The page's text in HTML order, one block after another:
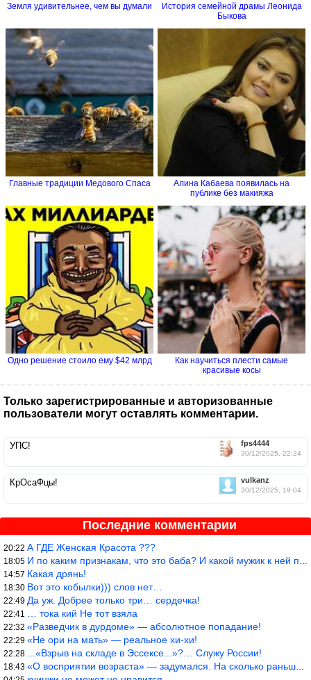
Земля удивительнее, чем вы думали
История семейной драмы Леонида
Быкова
Главные традиции Медового Спаса
Алина Кабаева появилась на
публике без макияжа
Одно решение стоило ему $42 млрд
Как научиться плести самые
красивые косы
Только зарегистрированные и авторизованные
пользователи могут оставлять комментарии.
fps4444
30/12/2025, 22:24
УПС!
vulkanz
30/12/2025, 19:04
КрОсаФцы!
Последние комментарии
20:22 А ГДЕ Женская Красота ???
18:05 И по каким признакам, что это баба? И какой мужик к ней приблизи
14:57 Какая дрянь!
18:30 Вот это кобылки))) слов нет…
22:49 Да уж. Добрее только три… сердечка!
22:41 … тока кий Не тот взяла
22:32 «Разведчик в дурдоме» — абсолютное попадание!
22:29 «Не ори на мать» — реальное хи-хи!
22:28 ...«Взрыв на складе в Эссексе...»?… Служу России!
18:43 «О восприятии возраста» — задумался. На сколько раньше быстрее в